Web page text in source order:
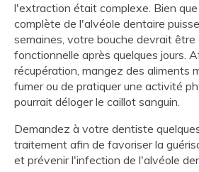
l'extraction était complexe. Bien que
complète de l'alvéole dentaire
semaines, votre bouche devrait être
fonctionnelle après quelques jours.
récupération, mangez des aliments
fumer ou de pratiquer une activité
pourrait déloger le caillot sanguin.
Demandez à votre dentiste
traitement afin de favoriser la
et prévenir l'infection de l'alvéole